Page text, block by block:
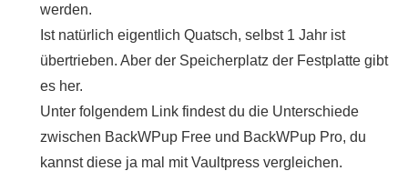
werden.
Ist natürlich eigentlich Quatsch, selbst 1 Jahr ist
übertrieben. Aber der Speicherplatz der Festplatte gibt
es her.
Unter folgendem Link findest du die Unterschiede
zwischen BackWPup Free und BackWPup Pro, du
kannst diese ja mal mit Vaultpress vergleichen.